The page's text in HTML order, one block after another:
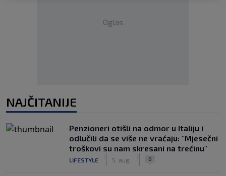
Oglas
NAJČITANIJE
Penzioneri otišli na odmor u Italiju i
odlučili da se više ne vraćaju: "Mjesečni
troškovi su nam skresani na trećinu"
LIFESTYLE 5. aug. 0